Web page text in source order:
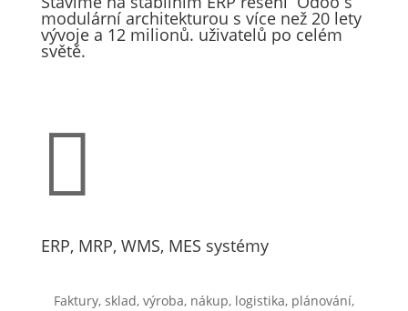
modulární architekturou s více než 20 lety
vývoje a 12 milionů. uživatelů po celém
světě.

ERP, MRP, WMS, MES systémy
Faktury, sklad, výroba, nákup, logistika, plánování,